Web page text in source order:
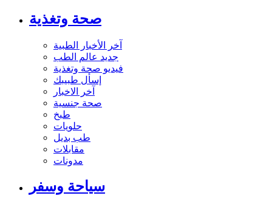
صحة وتغذية
آخر الأخبار الطبية
جديد عالم الطب
فيديو صحة وتغذية
إسأل طبيبك
آخر الاخبار
صحة جنسية
طبخ
حلويات
طب بديل
مقابلات
مدونات
سياحة وسفر